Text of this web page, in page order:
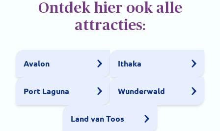
Ontdek hier ook alle
attracties:
Avalon Ithaka
Port Laguna Wunderwald
Land van Toos